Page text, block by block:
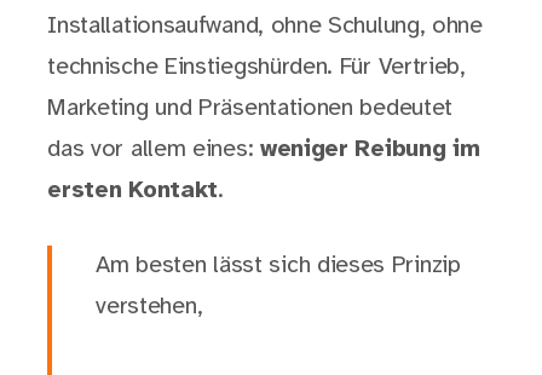
Installationsaufwand, ohne Schulung, ohne
technische Einstiegshürden. Für Vertrieb,
Marketing und Präsentationen bedeutet
das vor allem eines: weniger Reibung im
ersten Kontakt.
Am besten lässt sich dieses Prinzip
verstehen,